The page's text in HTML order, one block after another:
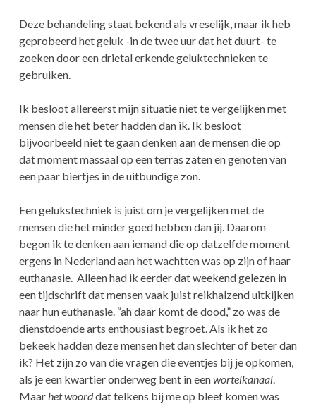
Deze behandeling staat bekend als vreselijk, maar ik heb
geprobeerd het geluk -in de twee uur dat het duurt- te
zoeken door een drietal erkende geluktechnieken te
gebruiken.
Ik besloot allereerst mijn situatie niet te vergelijken met
mensen die het beter hadden dan ik. Ik besloot
bijvoorbeeld niet te gaan denken aan de mensen die op
dat moment massaal op een terras zaten en genoten van
een paar biertjes in de uitbundige zon.
Een gelukstechniek is juist om je vergelijken met de
mensen die het minder goed hebben dan jij. Daarom
begon ik te denken aan iemand die op datzelfde moment
ergens in Nederland aan het wachtten was op zijn of haar
euthanasie. Alleen had ik eerder dat weekend gelezen in
een tijdschrift dat mensen vaak juist reikhalzend uitkijken
naar hun euthanasie. “ah daar komt de dood,” zo was de
dienstdoende arts enthousiast begroet. Als ik het zo
bekeek hadden deze mensen het dan slechter of beter dan
ik? Het zijn zo van die vragen die eventjes bij je opkomen,
als je een kwartier onderweg bent in eenwortelkanaal.
Maarhet woorddat telkens bij me op bleef komen was